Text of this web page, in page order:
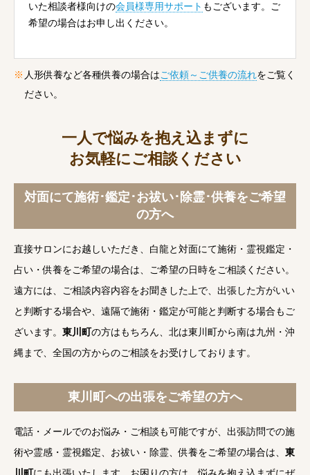
いた相談者様向けの会員様専用サポート もございます。ご
希望の場合はお申し出ください。
人形供養など各種供養の場合は ご依頼～ご供養の流れをご覧く
ださい。
一人で悩みを抱え込まずに
お気軽にご相談ください
対面にて施術･鑑定･お祓い･除霊･供養をご希望
の方へ
直接サロンにお越しいただき、白龍と対面にて施術・霊視鑑定・
占い・供養をご希望の場合は、ご希望の日時をご相談ください。
遠方には、ご相談内容内容をお聞きした上で、出張した方がいい
と判断する場合や、遠隔で施術・鑑定が可能と判断する場合もご
ざいます。 東川町の方はもちろん、北は東川町から南は九州・沖
縄まで、全国の方からのご相談をお受けしております。
東川町への出張をご希望の方へ
電話・メールでのお悩み・ご相談も可能ですが、出張訪問での施
術や霊感・霊視鑑定、お祓い・除霊、供養をご希望の場合は、 東